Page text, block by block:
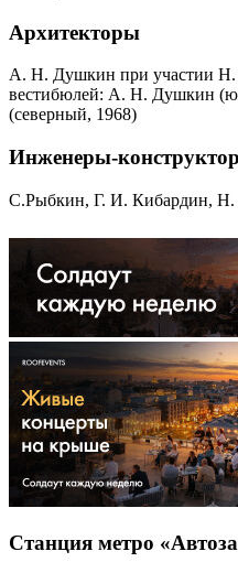
Архитекторы
А. Н. Душкин при участии Н.
вестибюлей: А. Н. Душкин
(северный, 1968)
Инженеры-
С.Рыбкин, Г. И. Кибардин, Н.
Станция метро